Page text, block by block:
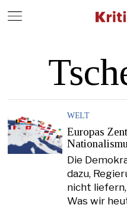
WELT
Europas
Die
dazu,
nicht
Was wir